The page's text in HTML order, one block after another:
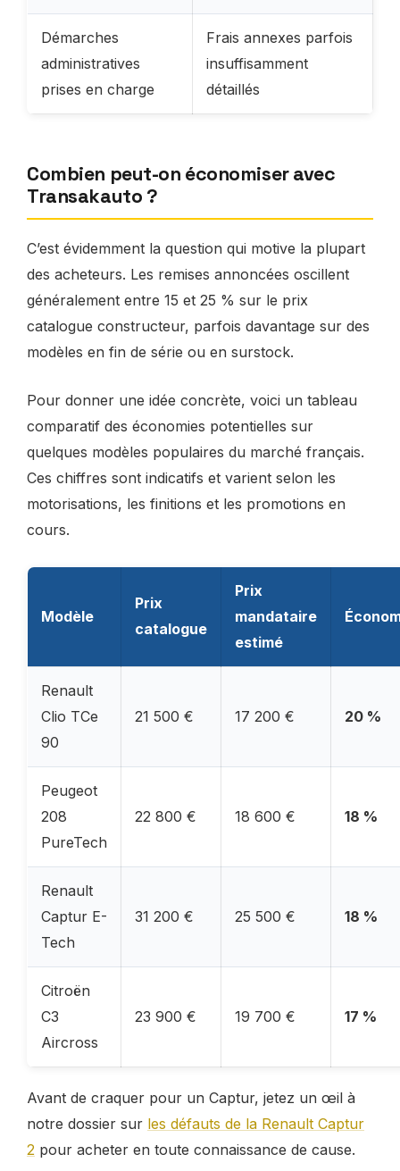
Démarches
administratives
prises en charge
Frais annexes parfois
insuffisamment
détaillés
Combien peut-on économiser avec
Transakauto ?
C’est évidemment la question qui motive la plupart
des acheteurs. Les remises annoncées oscillent
généralement entre 15 et 25 % sur le prix
catalogue constructeur, parfois davantage sur des
modèles en fin de série ou en surstock.
Pour donner une idée concrète, voici un tableau
comparatif des économies potentielles sur
quelques modèles populaires du marché français.
Ces chiffres sont indicatifs et varient selon les
motorisations, les finitions et les promotions en
cours.
Modèle
Prix
catalogue
Prix
mandataire
estimé
Renault
Clio TCe
90
21 500 € 17 200 € 20 %
Peugeot
208
PureTech
22 800 € 18 600 € 18 %
Renault
Captur E-
Tech
31 200 € 25 500 € 18 %
Citroën
C3
Aircross
23 900 € 19 700 € 17 %
Avant de craquer pour un Captur, jetez un œil à
notre dossier sur les défauts de la Renault Captur
2 pour acheter en toute connaissance de cause.